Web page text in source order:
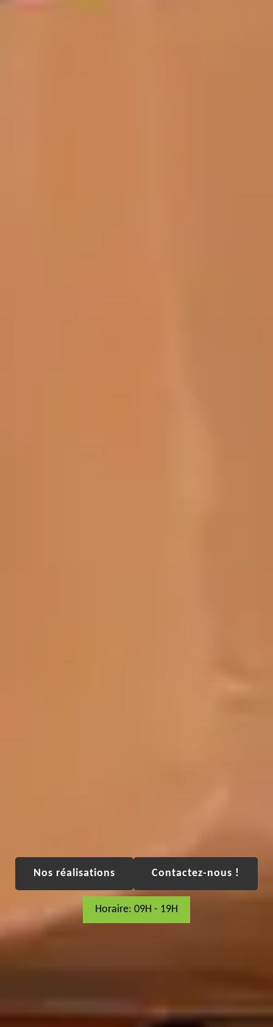
Nos réalisations Contactez-nous !
Horaire: 09H - 19H